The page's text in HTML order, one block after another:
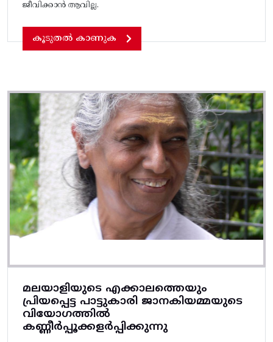
ജീവിക്കാൻ ആവില്ല.
കൂടുതൽ കാണുക
മലയാളിയുടെ എക്കാലത്തെയും
പ്രിയപ്പെട്ട പാട്ടുകാരി ജാനകിയമ്മയുടെ
വിയോഗത്തിൽ
കണ്ണീർപ്പൂക്കളർപ്പിക്കുന്നു